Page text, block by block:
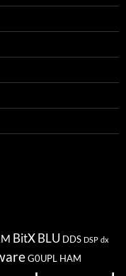
BitX BLU DDS DSP dx
G0UPL HAM